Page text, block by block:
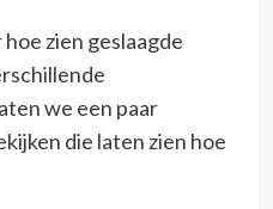
zien geslaagde
we een paar
die laten zien hoe